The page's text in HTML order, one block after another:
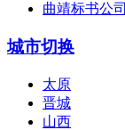
曲靖标书公司
城市切换
太原
晋城
山西